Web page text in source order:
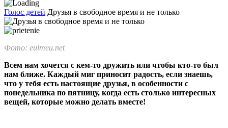
Голос детей Друзья в свободное время и не только
Фото: eulmeu.net
Всем нам хочется с кем-то дружить или чтобы кто-то был
нам ближе. Каждый миг приносит радость, если зна­ешь,
что у тебя есть настоя­щие друзья, в особенности с
понедельника по пятницу, когда есть столько интерес­ных
вещей, которые можно делать вместе!